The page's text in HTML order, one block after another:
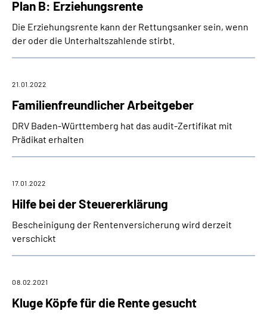
Plan B: Erziehungsrente
Die Erziehungsrente kann der Rettungsanker sein, wenn
der oder die Unterhaltszahlende stirbt.
Familienfreundlicher Arbeitgeber
21.01.2022
DRV Baden-Württemberg hat das audit-Zertifikat mit
Prädikat erhalten
Hilfe bei der Steuererklärung
17.01.2022
Bescheinigung der Rentenversicherung wird derzeit
verschickt
Kluge Köpfe für die Rente gesucht
08.02.2021